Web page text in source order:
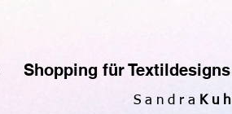
Shopping für
S a n d r a